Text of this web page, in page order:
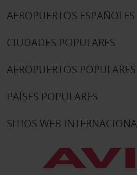
AEROPUERTOS
CIUDADES POPULARES
AEROPUERTOS POPULARES
PAÍSES POPULARES
SITIOS WEB